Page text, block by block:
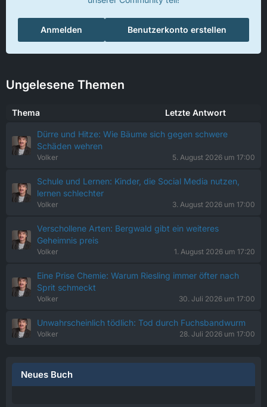
Benutzerkonto erstellen
Anmelden
Ungelesene Themen
Thema Letzte Antwort
Dürre und Hitze: Wie Bäume sich gegen schwere
Schäden wehren
Volker 5. August 2026 um 17:00
Schule und Lernen: Kinder, die Social Media nutzen,
lernen schlechter
Volker 3. August 2026 um 17:00
Verschollene Arten: Bergwald gibt ein weiteres
Geheimnis preis
Volker 1. August 2026 um 17:20
Eine Prise Chemie: Warum Riesling immer öfter nach
Sprit schmeckt
Volker 30. Juli 2026 um 17:00
Unwahrscheinlich tödlich: Tod durch Fuchsbandwurm
Volker 28. Juli 2026 um 17:00
Neues Buch